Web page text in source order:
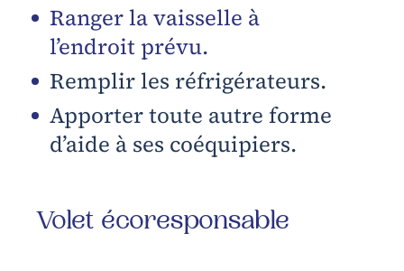
Ranger la vaisselle à
l’endroit prévu.
Remplir les réfrigérateurs.
Apporter toute autre forme
d’aide à ses coéquipiers.
Volet écoresponsable